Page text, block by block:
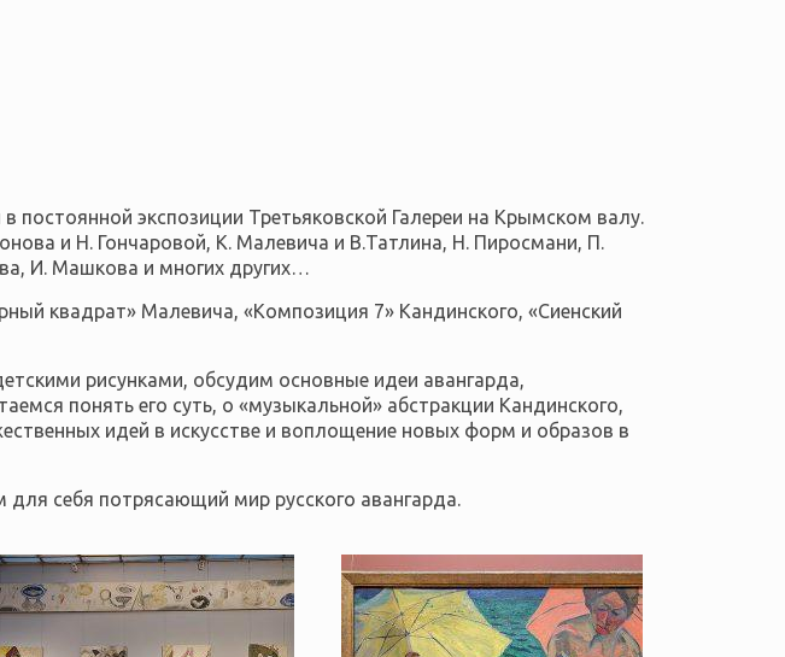
постоянной экспозиции Третьяковской Галереи на Крымском валу.
и Н. Гончаровой, К. Малевича и В.Татлина, Н. Пиросмани, П.
И. Машкова и многих других…
квадрат» Малевича, «Композиция 7» Кандинского, «Сиенский
рисунками, обсудим основные идеи авангарда,
понять его суть, о «музыкальной» абстракции Кандинского,
идей в искусстве и воплощение новых форм и образов в
себя потрясающий мир русского авангарда.